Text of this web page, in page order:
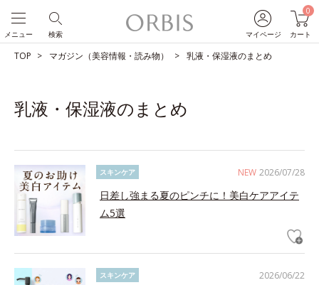
マイページ
0
カート
検索
メニュー
TOP マガジン（美容情報・読み物） 乳液・保湿液のまとめ
乳液・保湿液のまとめ
NEW 2026/07/28
スキンケア
日差し強まる夏のピンチに！美白ケアアイテ
ム5選
2026/06/22
スキンケア